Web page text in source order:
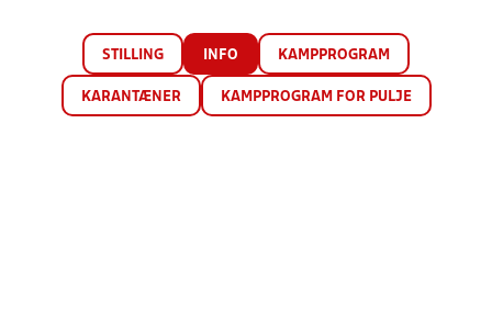
STILLING INFO KAMPPROGRAM
KARANTÆNER KAMPPROGRAM FOR PULJE